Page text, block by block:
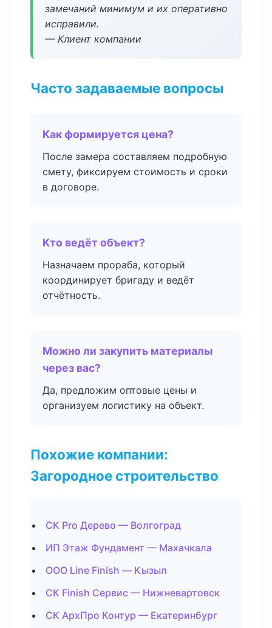
замечаний минимум и их оперативно
исправили.
— Клиент компании
Часто задаваемые вопросы
Как формируется цена?
После замера составляем подробную
смету, фиксируем стоимость и сроки
в договоре.
Кто ведёт объект?
Назначаем прораба, который
координирует бригаду и ведёт
отчётность.
Можно ли закупить материалы
через вас?
Да, предложим оптовые цены и
организуем логистику на объект.
Похожие компании:
Загородное строительство
СК Pro Дерево — Волгоград
ИП Этаж Фундамент — Махачкала
ООО Line Finish — Кызыл
СК Finish Сервис — Нижневартовск
СК АрхПро Контур — Екатеринбург